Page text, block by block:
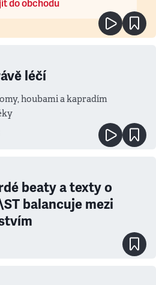
do obchodu
léčí
houbami a kapradím
beaty a texty o
balancuje mezi